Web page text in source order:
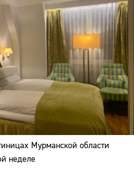
Мурманской области
неделе